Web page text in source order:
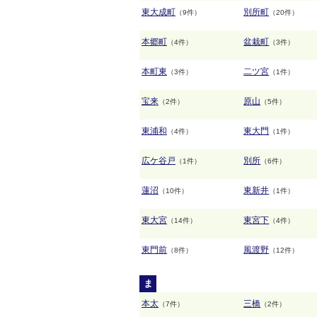
東大成町 （9件） 別所町 （20件）
本郷町 （4件） 盆栽町 （3件）
本町東 （3件） 二ツ宮 （1件）
宝来 （2件） 原山 （5件）
東浦和 （4件） 東大門 （1件）
広ケ谷戸 （1件） 別所 （6件）
蓮沼 （10件） 東新井 （1件）
東大宮 （14件） 東宮下 （4件）
東門前 （8件） 風渡野 （12件）
ま
本太 （7件） 三橋 （2件）